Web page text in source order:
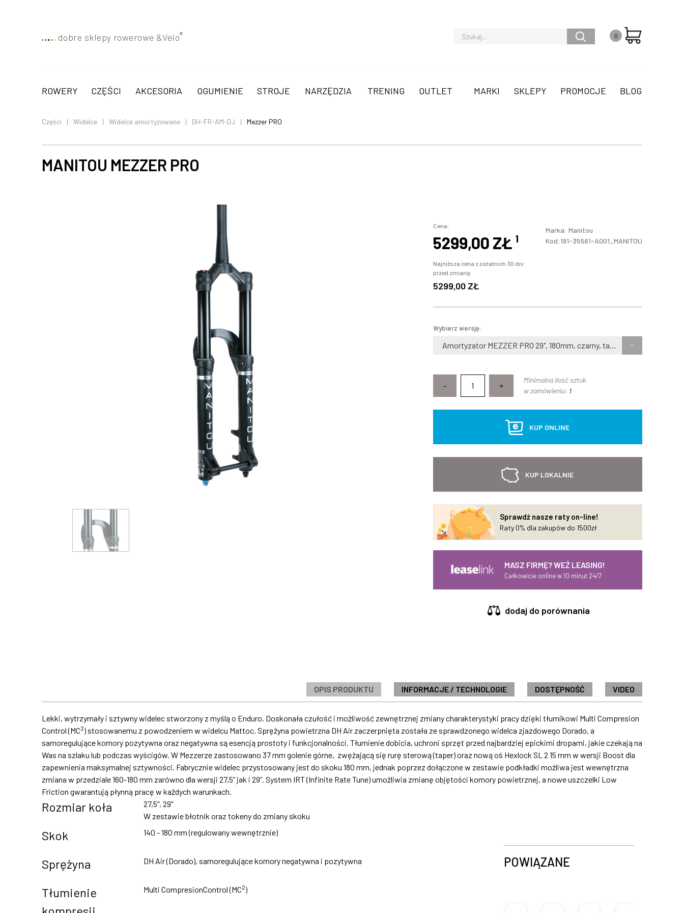
dobre sklepy rowerowe &Velo® 0
ROWERY CZĘŚCI AKCESORIA OGUMIENIE STROJE NARZĘDZIA TRENING OUTLET MARKI SKLEPY PROMOCJE BLOG
Części Widelce Widelce amortyzowane DH-FR-AM-DJ Mezzer PRO
MANITOU MEZZER PRO
Cena:
5299,00 ZŁ¹
Najniższa cena z ostatnich 30 dni
przed zmianą:
5299,00 ZŁ
Marka: Manitou
Kod:191-35561-A001_MANITOU
Wybierz wersję:
Amortyzator MEZZER PRO 29", 180mm, czarny, taper, oś 15mm Boost
- +
Minimalna ilość sztuk
w zamówieniu: 1
KUP ONLINE
KUP LOKALNIE
Sprawdź nasze raty on-line!
Raty 0% dla zakupów do 1500zł
MASZ FIRMĘ? WEŹ LEASING!
Całkowicie online w 10 minut 24/7
dodaj do porównania
OPIS PRODUKTU INFORMACJE / TECHNOLOGIE DOSTĘPNOŚĆ VIDEO
Lekki, wytrzymały i sztywny widelec stworzony z myślą o Enduro. Doskonała czułość i możliwość zewnętrznej zmiany charakterystyki pracy dzięki tłumikowi Multi Compresion
Control (MC2) stosowanemu z powodzeniem w widelcu Mattoc. Sprężyna powietrzna DH Air zaczerpnięta została ze sprawdzonego widelca zjazdowego Dorado, a
samoregulujące komory pozytywna oraz negatywna są esencją prostoty i funkcjonalności. Tłumienie dobicia, uchroni sprzęt przed najbardziej epickimi dropami, jakie czekają na
Was na szlaku lub podczas wyścigów. W Mezzerze zastosowano 37 mm golenie górne, zwężającą się rurę sterową (taper) oraz nową oś Hexlock SL 2 15 mm w wersji Boost dla
zapewnienia maksymalnej sztywności. Fabrycznie widelec przystosowany jest do skoku 180 mm, jednak poprzez dołączone w zestawie podkładki możliwa jest wewnętrzna
zmiana w przedziale 160-180 mm zarówno dla wersji 27,5” jak i 29”. System IRT (Infinite Rate Tune) umożliwia zmianę objętości komory powietrznej, a nowe uszczelki Low
Friction gwarantują płynną pracę w każdych warunkach.
Rozmiar koła 27,5", 29"
Skok 140 - 180 mm (regulowany wewnętrznie)
Sprężyna DH Air (Dorado), samoregulujące komory negatywna i pozytywna
Tłumienie
Multi CompresionControl (MC2)
W zestawie błotnik oraz tokeny do zmiany skoku
POWIĄZANE